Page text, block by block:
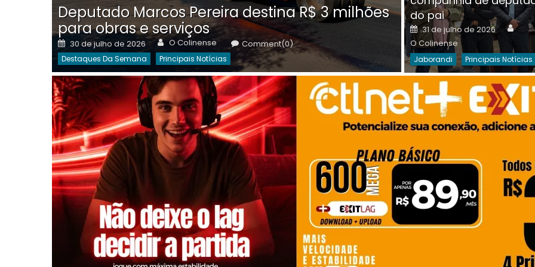
Deputado Marcos Pereira destina R$ 3 milhões
para obras e serviços
Posted
on
30 de julho de 2026 Author
O Colinense Comment(0)
Destaques Da Semana Principais Notícias
on
30 de julho de 2026 O
Destaques Da Semana
do pai
Posted
on
31 de julho de 2026
O Colinense
Jaborandi Principais Notícias